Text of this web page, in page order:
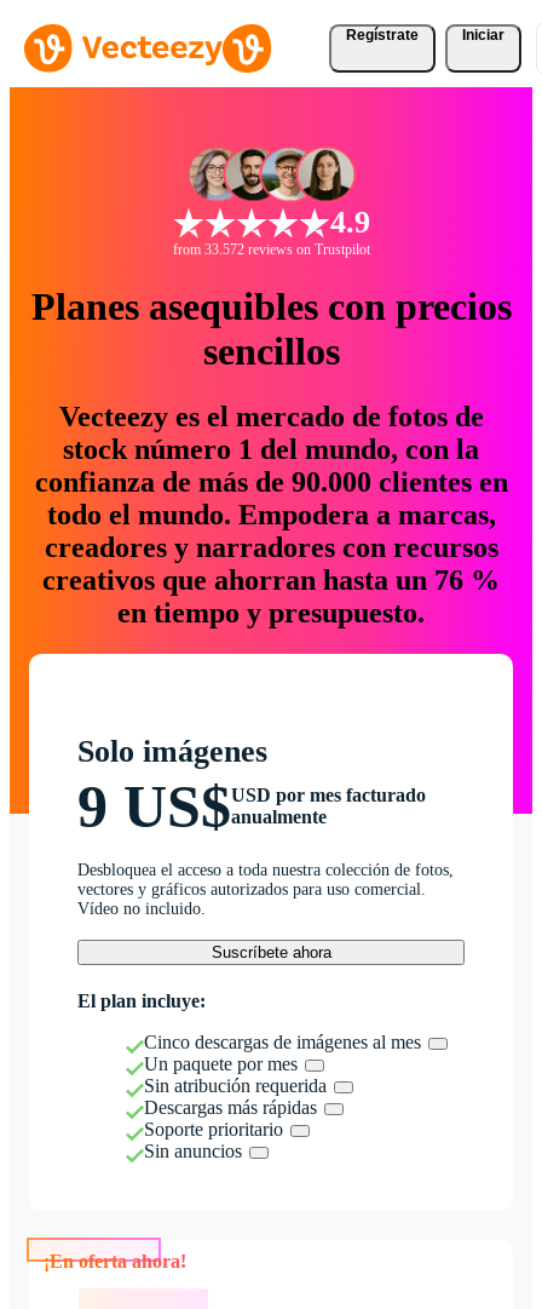
Regístrate Iniciar
4.9
from 33.572 reviews on Trustpilot
Planes asequibles con precios
sencillos
Vecteezy es el mercado de fotos de
stock número 1 del mundo, con la
confianza de más de 90.000 clientes en
todo el mundo. Empodera a marcas,
creadores y narradores con recursos
creativos que ahorran hasta un 76 %
en tiempo y presupuesto.
Solo imágenes
9 US$USD por mes facturado
anualmente
Desbloquea el acceso a toda nuestra colección de fotos,
vectores y gráficos autorizados para uso comercial.
Vídeo no incluido.
Suscríbete ahora
El plan incluye:
Cinco descargas de imágenes al mes
Un paquete por mes
Sin atribución requerida
Descargas más rápidas
Soporte prioritario
Sin anuncios